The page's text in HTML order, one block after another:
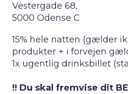
Vestergade 68,
5000 Odense C
15% hele natten (gælder
produkter + i forvejen
1x ugentlig drinksbillet
!! Du skal fremvise dit